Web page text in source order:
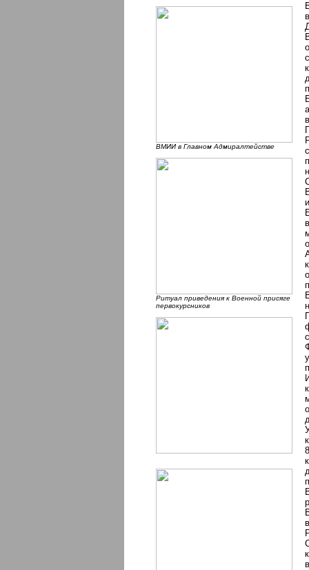
ВМИИ в Главном Адмиралтействе
Ритуал приведения к Военной присяге
первокурсников